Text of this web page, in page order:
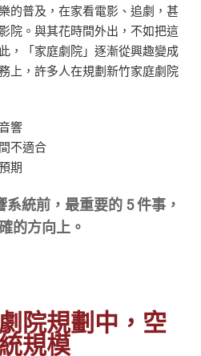
的普及，在家看電影、追劇，甚
院。與其花時間外出，不如把這
，「家庭劇院」逐漸從興趣變成
上，許多人在規劃新竹家庭劇院
響
不適合
期
統前，最重要的 5 件事，
的方向上。
院規劃中，空
規模